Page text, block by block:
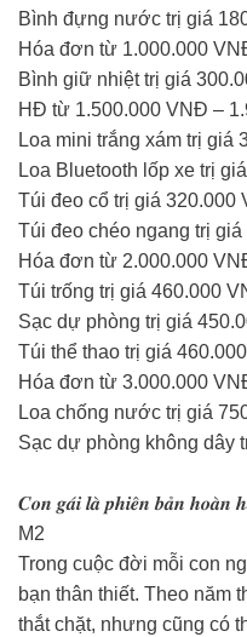
Bình đựng nước trị giá
Hóa đơn từ 1.000.000
Bình giữ nhiệt trị giá
HĐ từ 1.500.000 VNĐ –
Loa mini trắng xám trị giá
Loa Bluetooth lốp xe trị
Túi đeo cổ trị giá 320.000
Túi đeo chéo ngang trị
Hóa đơn từ 2.000.000
Túi trống trị giá 460.000
Sạc dự phòng trị giá
Túi thể thao trị giá
Hóa đơn từ 3.000.000
Loa chống nước trị giá
Sạc dự phòng không dây
𝑪𝒐𝒏 𝒈𝒂́𝒊 𝒍𝒂̀ 𝒑𝒉𝒊𝒆̂𝒏 𝒃𝒂̉𝒏
M2
Trong cuộc đời mỗi con
bạn thân thiết. Theo năm
thắt chặt, nhưng cũng có